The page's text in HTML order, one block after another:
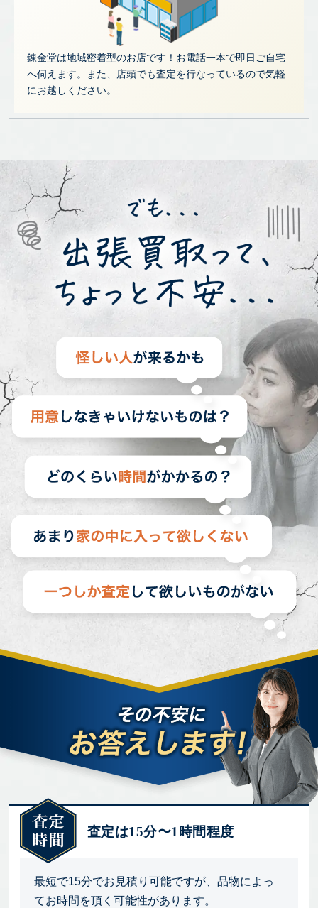
錬金堂は地域密着型のお店です！お電話一本で即日ご自宅
へ伺えます。また、店頭でも査定を行なっているので気軽
にお越しください。
査定は15分〜1時間程度
最短で15分でお見積り可能ですが、品物によっ
てお時間を頂く可能性があります。